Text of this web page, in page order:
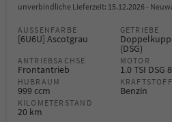
unverbindliche Lieferzeit: 15.12.2026
AUSSENFARBE
[6U6U] Ascotgrau
GETRIEBE
(DSG)
ANTRIEBSACHSE
Frontantrieb
MOTOR
1.0 TSI DSG
HUBRAUM
999 ccm
KRAFTSTOFF
Benzin
KILOMETERSTAND
20 km